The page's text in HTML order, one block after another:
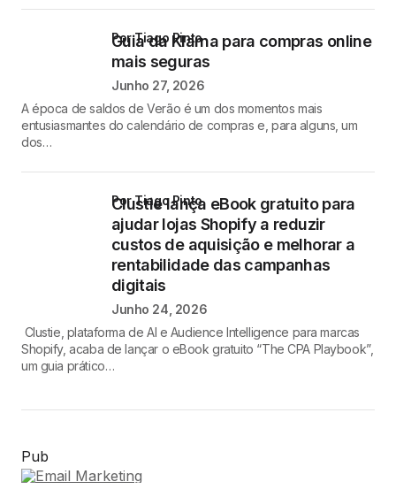
Guia da Klarna para compras online
mais seguras
por Tiago Pinto
Junho 27, 2026
A época de saldos de Verão é um dos momentos mais
entusiasmantes do calendário de compras e, para alguns, um
dos…
Clustie lança eBook gratuito para
ajudar lojas Shopify a reduzir
custos de aquisição e melhorar a
rentabilidade das campanhas
digitais
por Tiago Pinto
Junho 24, 2026
Clustie, plataforma de AI e Audience Intelligence para marcas
Shopify, acaba de lançar o eBook gratuito “The CPA Playbook”,
um guia prático…
Pub